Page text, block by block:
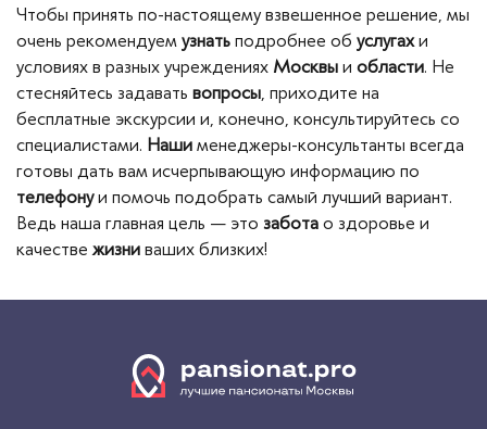
Чтобы принять по-настоящему взвешенное решение, мы
очень рекомендуем узнать подробнее об услугахи
условиях в разных учреждениях Москвы и области. Не
стесняйтесь задавать вопросы, приходите на
бесплатные экскурсии и, конечно, консультируйтесь со
специалистами. Наши менеджеры-консультанты всегда
готовы дать вам исчерпывающую информацию по
телефонуи помочь подобрать самый лучший вариант.
Ведь наша главная цель — это забота о здоровье и
качествежизни ваших близких!